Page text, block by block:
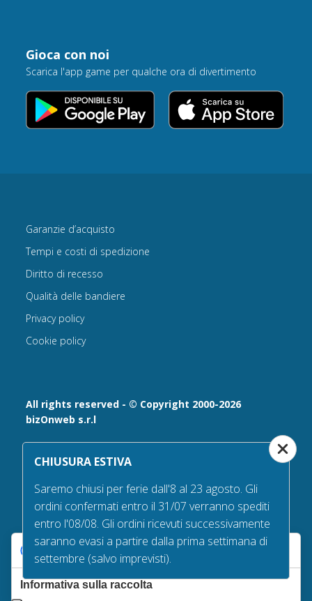
Gioca con noi
Scarica l'app game per qualche ora di divertimento
All rights reserved - © Copyright 2000-2026
bizOnweb s.r.l
Via Fratelli Bandiera 18, 25122 - Brescia, Italia
P.IVA 02232630984 - Iscrizione presso la Camera di
n° REA 432569 Capitale sociale versato Euro 25.000,00.
Tel +39.030 6394506
info@bandiere.it
PECbizonweb@mailcertiﬁcatapec.it
Garanzie d’acquisto
Tempi e costi di spedizione
Diritto di recesso
Qualità delle bandiere
Privacy policy
Cookie policy
CHIUSURA ESTIVA
Saremo chiusi per ferie dall'8 al 23 agosto. Gli
ordini confermati entro il 31/07 verranno spediti
entro l'08/08. Gli ordini ricevuti successivamente
saranno evasi a partire dalla prima settimana di
settembre (salvo imprevisti).
Le tue preferenze relative alla privacy
Informativa sulla raccolta